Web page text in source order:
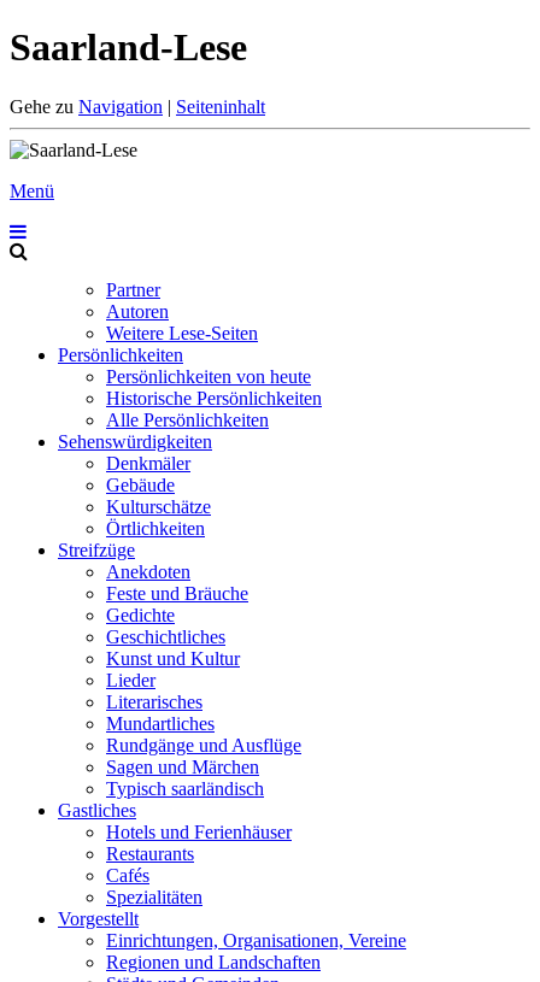
Saarland-Lese
Gehe zu Navigation | Seiteninhalt
Menü
Partner
Autoren
Weitere Lese-Seiten
Persönlichkeiten
Persönlichkeiten von heute
Historische Persönlichkeiten
Alle Persönlichkeiten
Sehenswürdigkeiten
Denkmäler
Gebäude
Kulturschätze
Örtlichkeiten
Streifzüge
Anekdoten
Feste und Bräuche
Gedichte
Geschichtliches
Kunst und Kultur
Lieder
Literarisches
Mundartliches
Rundgänge und Ausflüge
Sagen und Märchen
Typisch saarländisch
Gastliches
Hotels und Ferienhäuser
Restaurants
Cafés
Spezialitäten
Vorgestellt
Einrichtungen, Organisationen, Vereine
Regionen und Landschaften